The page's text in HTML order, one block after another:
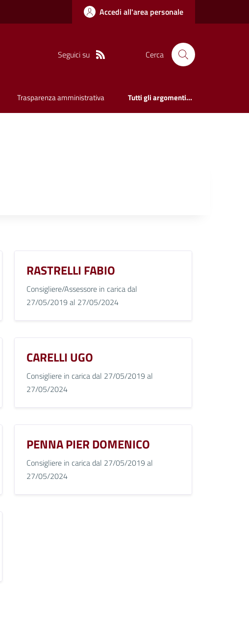
Accedi all'area personale
Seguici su Cerca
Trasparenza amministrativa Tutti gli argomenti...
RASTRELLI FABIO
Consigliere/Assessore in carica dal
27/05/2019 al 27/05/2024
CARELLI UGO
Consigliere in carica dal 27/05/2019 al
27/05/2024
PENNA PIER DOMENICO
Consigliere in carica dal 27/05/2019 al
27/05/2024